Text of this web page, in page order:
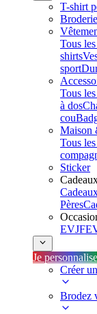
T-shirt
Tous
shirts
sport
Tous
à dos
cou
Maison
Tous
Sticker
Pères
EVJF
Je personnalise
Créer
Brodez